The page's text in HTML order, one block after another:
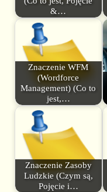
&…
Znaczenie WFM
(Wordforce
Management) (Co to
jest,…
Znaczenie Zasoby
Ludzkie (Czym są,
Pojęcie i…